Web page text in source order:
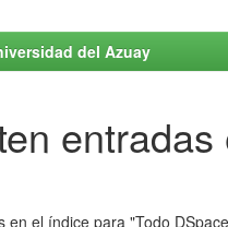
del Azuay
entradas
en el índice para "Todo